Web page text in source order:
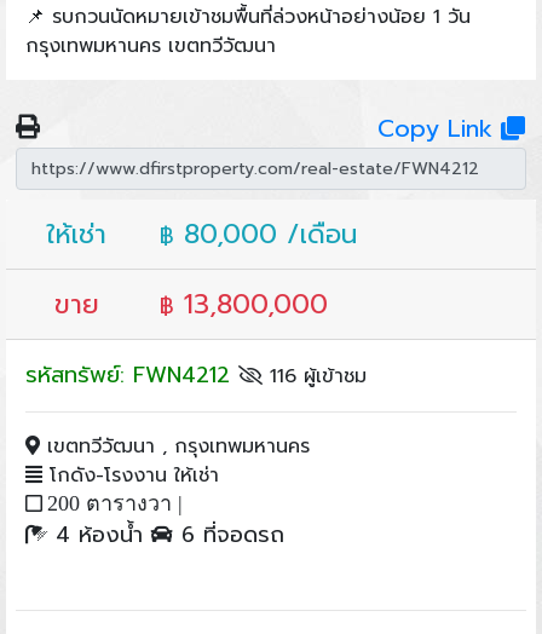
📌 รบกวนนัดหมายเข้าชมพื้นที่ล่วงหน้าอย่างน้อย 1 วัน
กรุงเทพมหานคร เขตทวีวัฒนา
Copy Link
ให้เช่า ฿ 80,000 /เดือน
ขาย
฿ 13,800,000
รหัสทรัพย์: FWN4212 116 ผู้เข้าชม
เขตทวีวัฒนา , กรุงเทพมหานคร
โกดัง-โรงงาน ให้เช่า
200 ตารางวา |
4 ห้องน้ำ 6 ที่จอดรถ